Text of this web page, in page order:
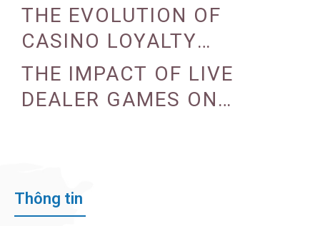
THE EVOLUTION OF
CASINO LOYALTY
PROGRAMS
THE IMPACT OF LIVE
DEALER GAMES ON
Thông tin